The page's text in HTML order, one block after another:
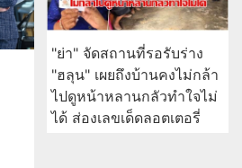
"ย่า" จัดสถานที่รอรับร่าง
"ฮลุน" เผยถึงบ้านคงไม่กล้า
ไปดูหน้าหลานกลัวทำใจไม่
ได้ ส่องเลขเด็ดลอตเตอรี่